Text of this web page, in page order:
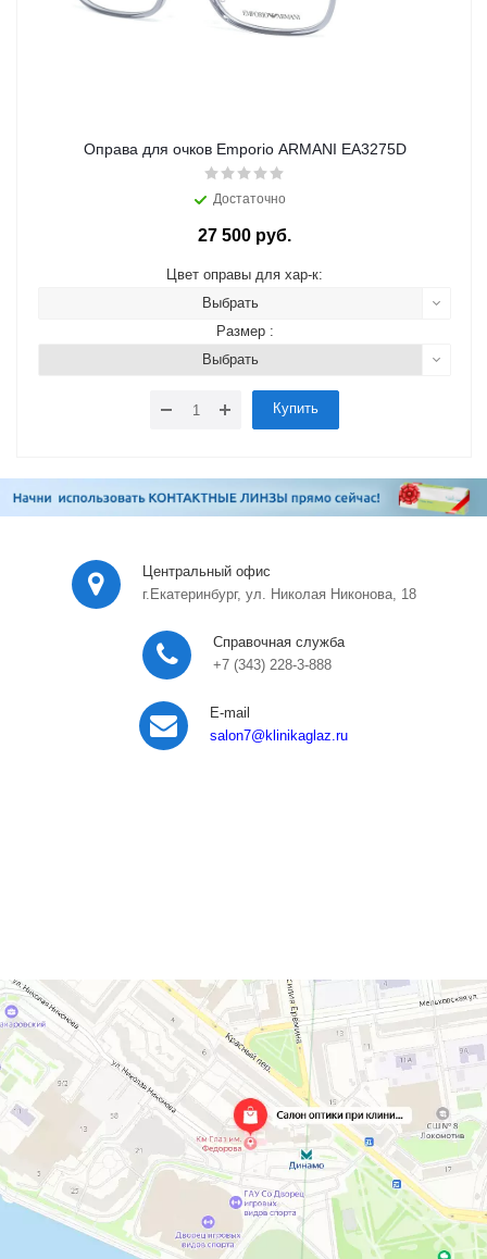
Оправа для очков Emporio ARMANI EA3275D
Достаточно
27 500 руб.
Цвет оправы для хар-к:
Выбрать
Размер :
Выбрать
Купить
Центральный офис
г.Екатеринбург, ул. Николая Никонова, 18
Справочная служба
+7 (343) 228-3-888
E-mail
salon7@klinikaglaz.ru